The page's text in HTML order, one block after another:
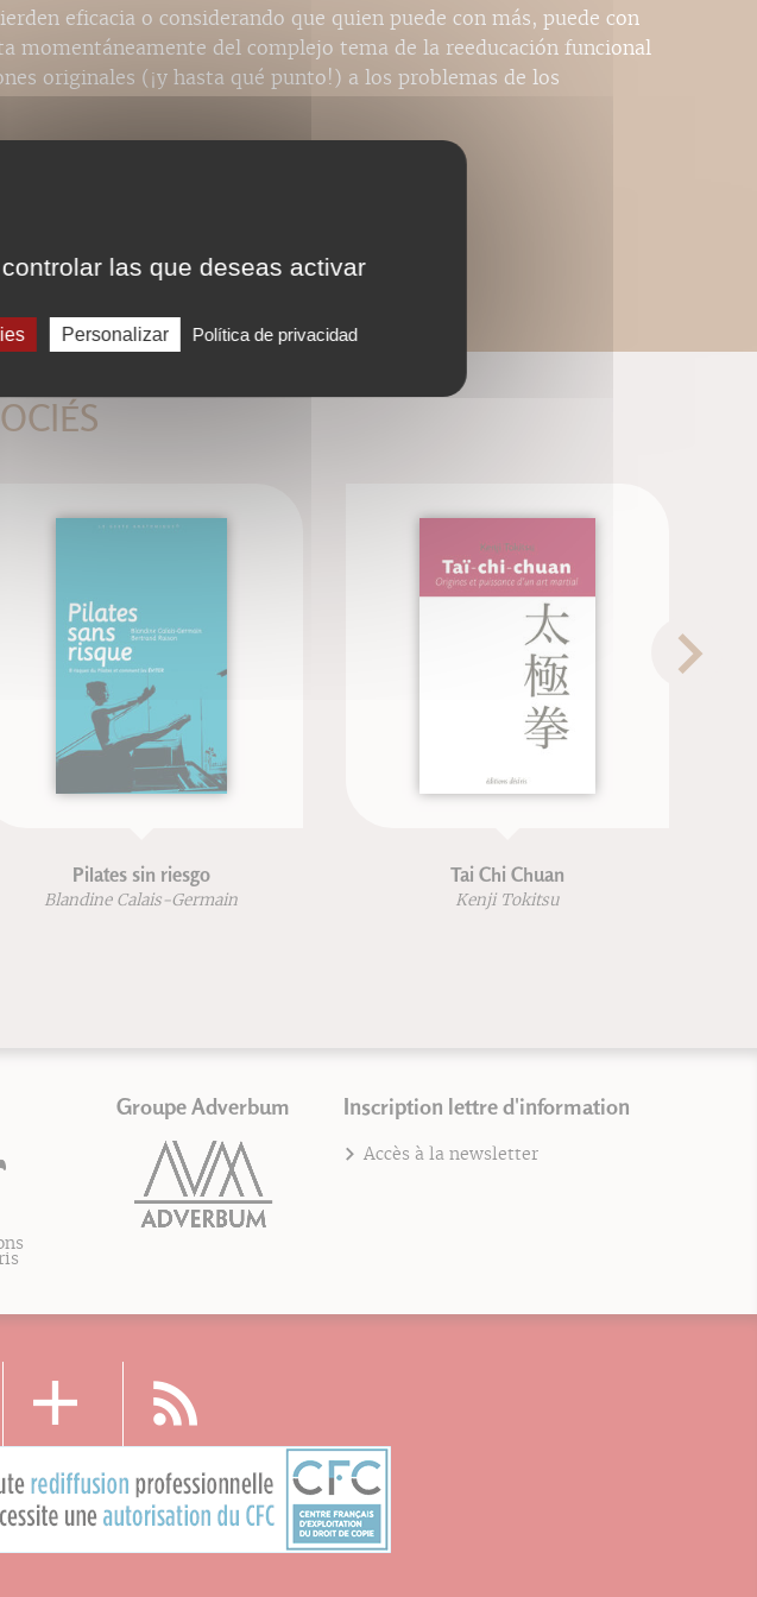
eficacia o considerando que quien puede con más, puede con
momentáneamente del complejo tema de la reeducación funcional
originales (¡y hasta qué punto!) a los problemas de los
Pilates sin riesgo
Blandine Calais-Germain
Tai Chi Chuan
Kenji Tokitsu
Groupe Adverbum Inscription lettre d'information
Accès à la newsletter
las que deseas activar
Personalizar Política de privacidad